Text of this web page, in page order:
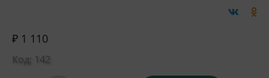
₽ 1 110
Код: 142